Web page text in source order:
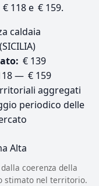
118 e € 159.
caldaia
€ 139
— € 159
aggregati
periodico delle
Alta
coerenza della
stimato nel territorio.